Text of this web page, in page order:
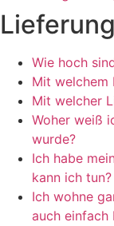
Lieferung
Wie hoch
Mit welchem
Mit welcher
Woher weiß
wurde?
Ich habe
kann ich tun?
Ich wohne
auch einfach